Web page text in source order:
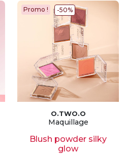
Promo ! -50%
O.TWO.O
Maquillage
Blush powder silky
glow